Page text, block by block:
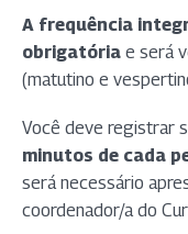
A frequência
obrigatória e será
(matutino e
Você deve registrar
minutos de cada
será necessário
coordenador/a do